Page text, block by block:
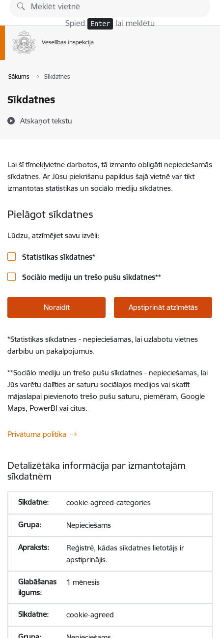
Pāriet uz lapas saturu
Spied Enter lai meklētu
Sākums Sīkdatnes
Sīkdatnes
Atskaņot tekstu
Lai šī tīmekļvietne darbotos, tā izmanto obligāti nepieciešamās
sīkdatnes. Ar Jūsu piekrišanu papildus šajā vietnē var tikt
izmantotas statistikas un sociālo mediju sīkdatnes.
Pielāgot sīkdatnes
Lūdzu, atzīmējiet savu izvēli:
Statistikas sīkdatnes*
Sociālo mediju un trešo pušu sīkdatnes**
Noraidīt Apstiprināt atzīmētās
*Statistikas sīkdatnes - nepieciešamas, lai uzlabotu vietnes
darbību un pakalpojumus.
**Sociālo mediju un trešo pušu sīkdatnes - nepieciešamas, lai
Jūs varētu dalīties ar saturu sociālajos medijos vai skatīt
mājaslapai pievienoto trešo pušu saturu, piemēram, Google
Maps, PowerBI vai citus.
Privātuma politika
Detalizētāka informācija par izmantotajām
sīkdatnēm
cookie-agreed-categories
Nepieciešams
Reģistrē, kādas sīkdatnes lietotājs ir
apstiprinājis.
1 mēnesis
cookie-agreed